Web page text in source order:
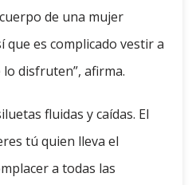
de una mujer
que es complicado vestir a
disfruten”, afirma.
fluidas y caídas. El
tú quien lleva el
a todas las